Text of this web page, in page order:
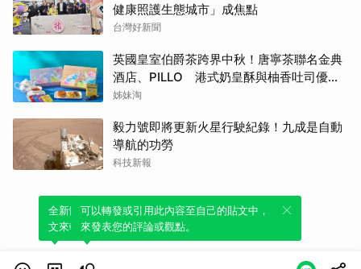
健康照護生態城市」成焦點
台灣好新聞
英國皇室伯爵茶跨界中秋！唐寧茶聯名金典
酒店、PILLO 港式奶皇酥與柚香吐司優雅
登場
姊妹淘
毅力號即將更新火星行駛紀錄！九成是自動
導航的功勞
科技新報
全新體驗！一鍵引用此內容，透過發布貼
文來輕鬆表達個人立場。
可以轉發或引用此內容至自己的貼文中，
來發表您的評論或觀點。